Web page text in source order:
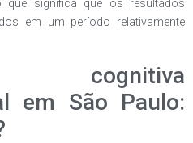
que significa que os resultados
em um período relativamente
em São Paulo: